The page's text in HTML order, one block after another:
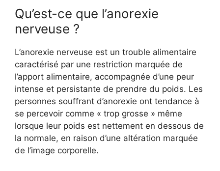
Qu’est-ce que l’anorexie
nerveuse ?
L’anorexie nerveuse est un trouble alimentaire
caractérisé par une restriction marquée de
l’apport alimentaire, accompagnée d’une peur
intense et persistante de prendre du poids. Les
personnes souffrant d’anorexie ont tendance à
se percevoir comme « trop grosse » même
lorsque leur poids est nettement en dessous de
la normale, en raison d’une altération marquée
de l’image corporelle.